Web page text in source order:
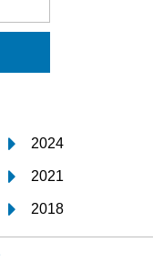
2024
2021
2018
2015